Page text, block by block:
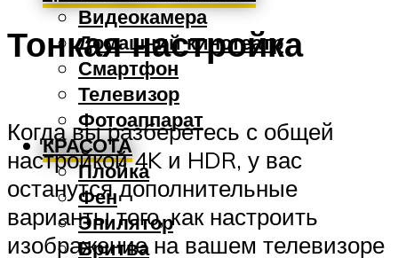
Видеокамера
Домашний кинотеатр
Смартфон
Телевизор
Фотоаппарат
КРАСОТА
Плойка
Фен
Эпилятор
Бритва
Тонкая настройка
Когда вы разберетесь с общей
настройкой 4K и HDR, у вас
останутся дополнительные
варианты того, как настроить
изображение на вашем телевизоре